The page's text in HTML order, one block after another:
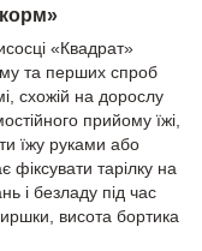
«Квадрат»
та перших спроб
схожій на дорослу
прийому їжі,
їжу руками або
тарілку на
і безладу під час
висота бортика